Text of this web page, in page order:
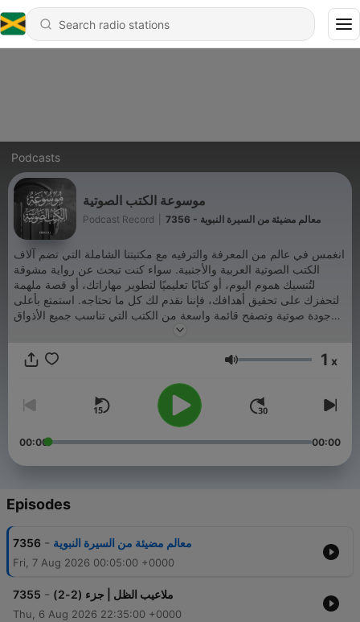
Podcasts
موسوعة الكتب الصوتية
Podcast Record 7356 - معالم مضيئة من السيرة النبوية
انغمس في عالم من المعرفة والترفيه مع مكتبتنا الشاملة التي تضم آلاف
الكتب الصوتية العربية والأجنبية. سواء كنت تبحث عن رواية مشوقة
لتُنسيك هموم اليوم، أو كتابًا تعليميًا لتطوير مهاراتك، أو قصة ملهمة
لتحفزك على تحقيق أهدافك، فإننا نقدم لك كل ما تحتاجه. استمتع بأعلى
جودة صوتية وتصفح قائمة واسعة من الكتب التي تناسب جميع الأذواق
والأعمار. اشترك الآن واستكشف عالمًا جديدًا من المعرفة والمتعة.
Volume 1 x
00:00 00:00
Episodes
7356 - معالم مضيئة من السيرة النبوية
Fri, 7 Aug 2026 00:05:00 +0000
7355 - ملاعيب الظل | جزء (2-2)
Thu, 6 Aug 2026 22:35:00 +0000